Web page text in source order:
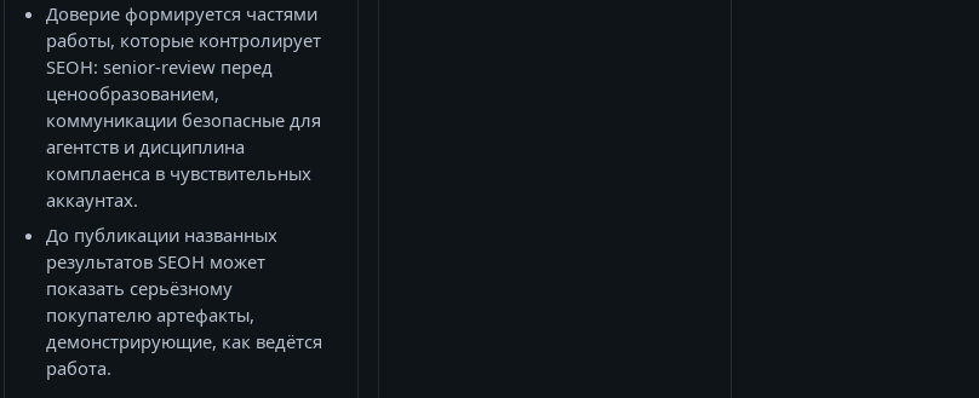
Доверие формируется частями
работы, которые контролирует
SEOH: senior-review перед
ценообразованием,
коммуникации безопасные для
агентств и дисциплина
комплаенса в чувствительных
аккаунтах.
До публикации названных
результатов SEOH может
показать серьёзному
покупателю артефакты,
демонстрирующие, как ведётся
работа.